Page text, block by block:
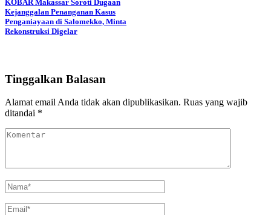
KOBAR Makassar Soroti Dugaan
Kejanggalan Penanganan Kasus
Penganiayaan di Salomekko, Minta
Rekonstruksi Digelar
Tinggalkan Balasan
Alamat email Anda tidak akan dipublikasikan. Ruas yang wajib
ditandai *